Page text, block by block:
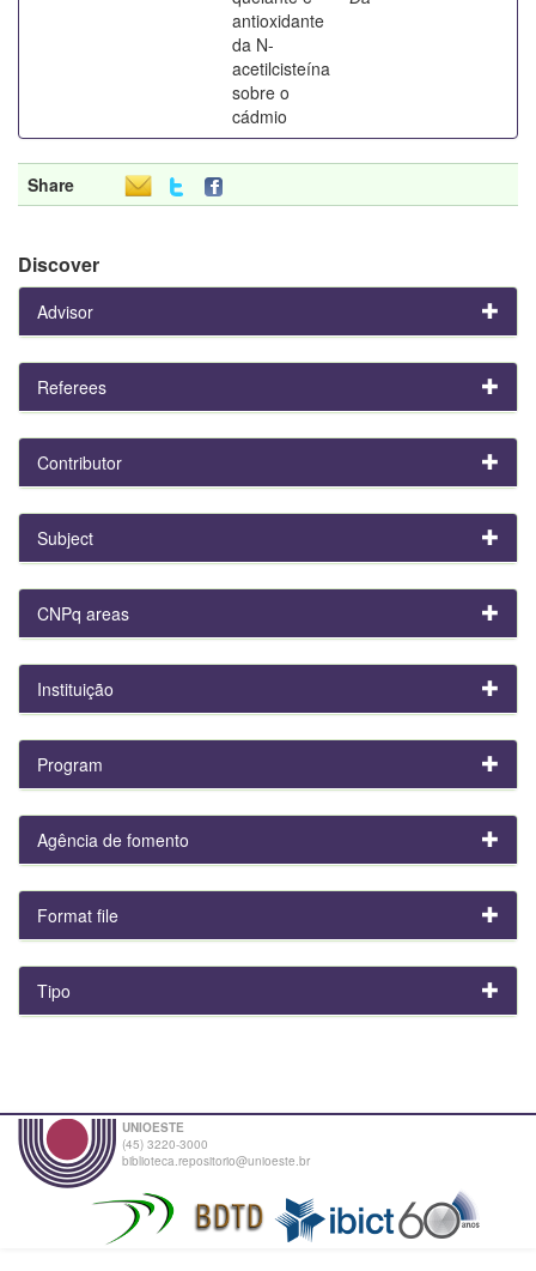
antioxidante
da N-
acetilcisteína
sobre o
cádmio
Share
Discover
Advisor
Referees
Contributor
Subject
CNPq areas
Instituição
Program
Agência de fomento
Format file
Tipo
UNIOESTE
(45) 3220-3000
biblioteca.repositorio@unioeste.br